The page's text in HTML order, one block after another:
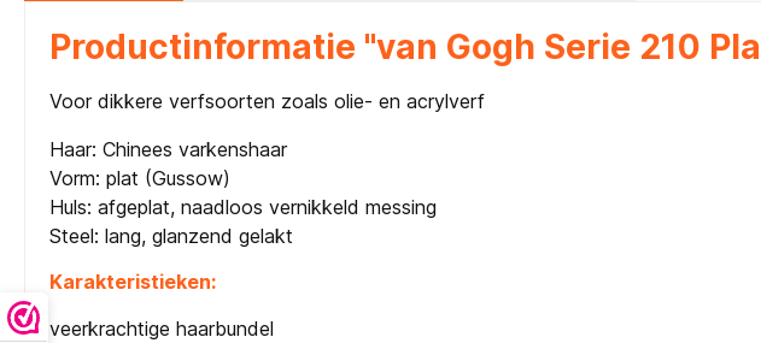
Productinformatie "van Gogh Serie 210
Voor dikkere verfsoorten zoals olie- en acrylverf
Haar: Chinees varkenshaar
Vorm: plat (Gussow)
Huls: afgeplat, naadloos vernikkeld messing
Steel: lang, glanzend gelakt
Karakteristieken:
veerkrachtige haarbundel